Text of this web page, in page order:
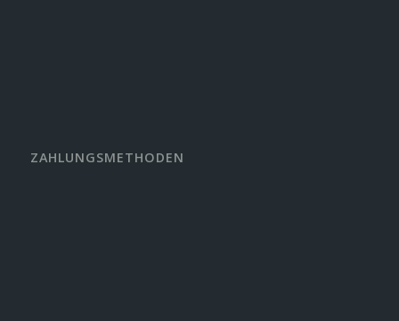
ZAHLUNGSMETHODEN